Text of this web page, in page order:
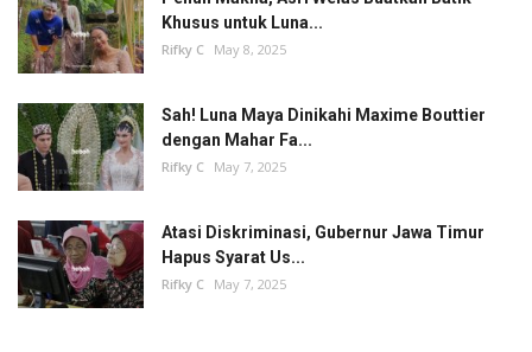
Khusus untuk Luna...
Rifky C May 8, 2025
Sah! Luna Maya Dinikahi Maxime Bouttier
dengan Mahar Fa...
Rifky C May 7, 2025
Atasi Diskriminasi, Gubernur Jawa Timur
Hapus Syarat Us...
Rifky C May 7, 2025